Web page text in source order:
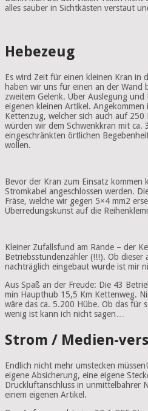
alles sauber in Sichtkästen verstaut
Hebezeug
Es wird Zeit für einen kleinen Kran in
haben wir uns für einen an der Wand
zweitem Gelenk. Über Auslegung
eigenen kleinen Artikel.
Kettenzug, welcher sich auch auf
würden wir dem Schwenkkran mit
eingeschränkten örtlichen
wollen.
Bevor der Kran zum Einsatz kommen
Stromkabel angeschlossen werden.
Fräse, welche wir gegen 5×4 mm2
Überredungskunst auf die
Kleiner Zufallsfund am Rande – der
Betriebsstundenzähler (!!!). Ob dieser
nachträglich eingebaut wurde ist mir
Aus Spaß an der Freude: Die 43
min Haupthub 15,5 Km Kettenweg.
wäre das ca. 5.200 Hübe. Ob das für
wenig ist kann ich nicht sagen…
Strom / Medien-
Endlich nicht mehr umstecken
eigene Absicherung, eine eigene
Druckluftanschluss in unmittelbahrer
einem eigenen Artikel.